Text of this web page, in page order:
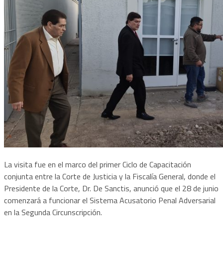
La visita fue en el marco del primer Ciclo de Capacitación
conjunta entre la Corte de Justicia y la Fiscalía General, donde el
Presidente de la Corte, Dr. De Sanctis, anunció que el 28 de junio
comenzará a funcionar el Sistema Acusatorio Penal Adversarial
en la Segunda Circunscripción.